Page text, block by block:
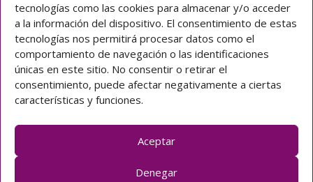
tecnologías como las cookies para almacenar y/o acceder
a la información del dispositivo. El consentimiento de estas
tecnologías nos permitirá procesar datos como el
comportamiento de navegación o las identificaciones
únicas en este sitio. No consentir o retirar el
consentimiento, puede afectar negativamente a ciertas
características y funciones.
Aceptar
Denegar
Mi cuenta
Preguntas frecuentes
Colegio CLARET
Avda. Padre Claret 3 40003 Segovia (ESPAÑA)
Teléfono: [+34] 921 42 03 00
Email: colegio@claretsegovia.es